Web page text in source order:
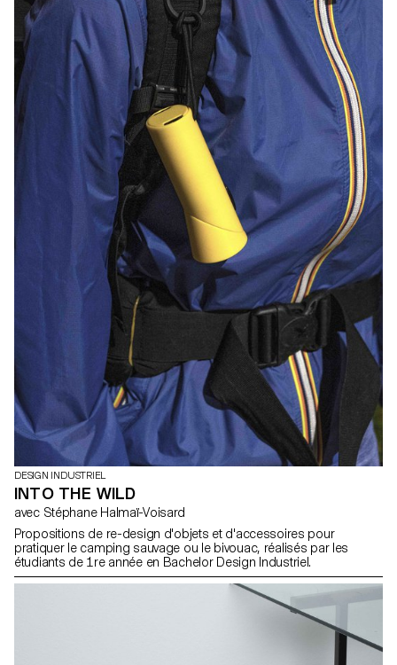
DESIGN INDUSTRIEL
INTO THE WILD
avec Stéphane Halmaï-Voisard
Propositions de re-design d'objets et d'accessoires pour
pratiquer le camping sauvage ou le bivouac, réalisés par les
étudiants de 1re année en Bachelor Design Industriel.